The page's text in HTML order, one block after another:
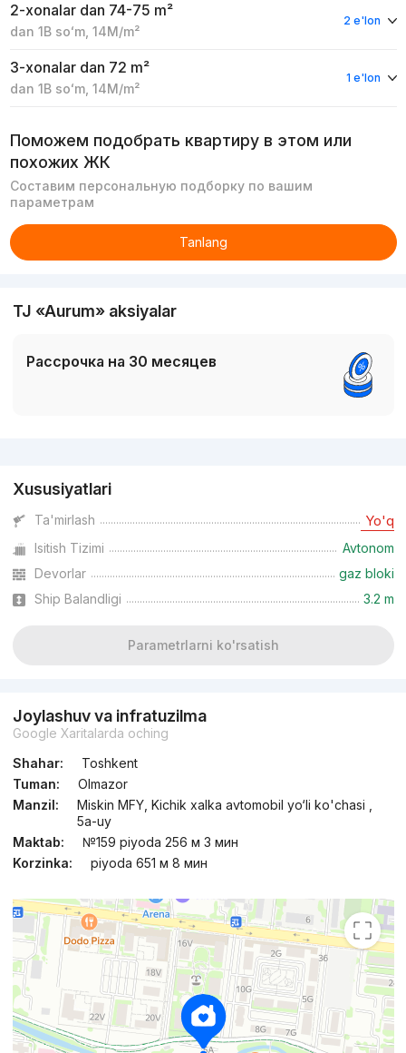
2-xonalar dan 74-75 m²
dan 1B soʻm, 14M/m²
2 e'lon
3-xonalar dan 72 m²
dan 1B soʻm, 14M/m²
1 e'lon
Поможем подобрать квартиру в этом или
похожих ЖК
Составим персональную подборку по вашим
параметрам
Tanlang
TJ «Aurum» aksiyalar
Рассрочка на 30 месяцев
Xususiyatlari
Ta'mirlash Yo'q
Isitish Tizimi
Avtonom
Devorlar
gaz bloki
Ship Balandligi
3.2 m
Parametrlarni ko'rsatish
Joylashuv va infratuzilma
Google Xaritalarda oching
Shahar:
Toshkent
Tuman:
Olmazor
Manzil:
Miskin MFY, Kichik xalka avtomobil yo‘li ko'chasi ,
5а-uy
Maktab:
№159 piyoda 256 м 3 мин
Korzinka:
piyoda 651 м 8 мин